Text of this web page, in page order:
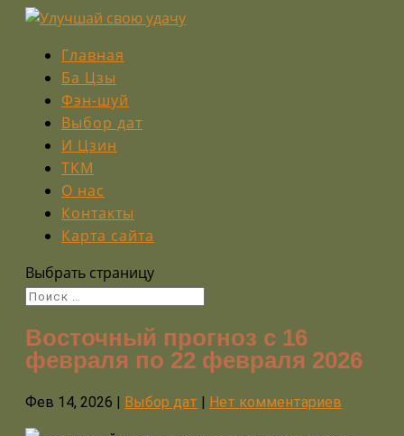
Главная
Ба Цзы
Фэн-шуй
Выбор дат
И Цзин
ТКМ
О нас
Контакты
Карта сайта
Выбрать страницу
Восточный прогноз с 16
февраля по 22 февраля 2026
Фев 14, 2026 Выбор дат Нет комментариев